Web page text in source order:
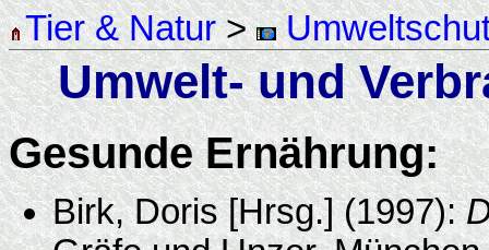
Tier & Natur>
Umwelt- und
Gesunde Ernährung:
Birk, Doris [Hrsg.] (1997):